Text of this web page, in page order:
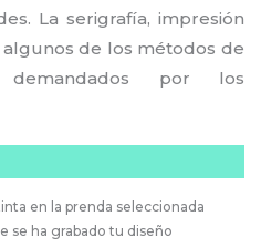
La serigrafía, impresión
de los métodos de
demandados por los
en la prenda seleccionada
se ha grabado tu diseño